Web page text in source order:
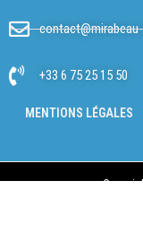
+33 6 75 25 15 50
MENTIONS LÉGALES